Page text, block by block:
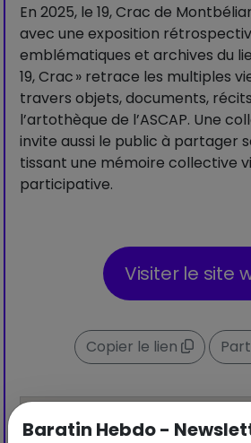
En 2025, le 19, Crac de
avec une exposition
emblématiques et archives du
19, Crac » retrace les multiples
travers objets, documents,
l’artothèque de l’ASCAP. Une
invite aussi le public à partager
tissant une mémoire collective
participative.
Visiter le site
Copier le lien
Baratin Hebdo -